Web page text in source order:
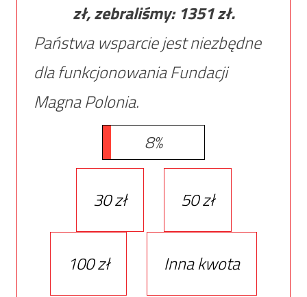
zł, zebraliśmy: 1351zł.
Państwa wsparcie jest niezbędne
dla funkcjonowania Fundacji
Magna Polonia.
8%
30 zł 50 zł
100 zł Inna kwota